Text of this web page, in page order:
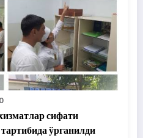
0
сифати
ўрганилди